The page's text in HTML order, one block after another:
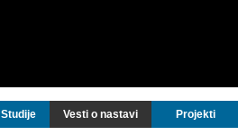
Studije Vesti o nastavi Projekti